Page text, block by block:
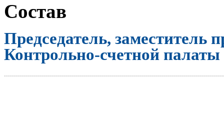
Состав
Председатель, заместитель
Контрольно-счетной палаты